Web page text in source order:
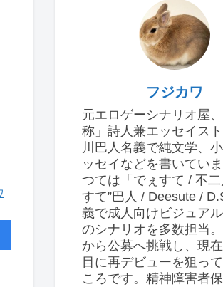
フジカワ
元エロゲーシナリオ屋
称」詩人兼エッセイス
川巴人名義で純文学、
ッセイなどを書いてい
つては「でぇすて / 不二
すて”巴人 / Deesute /
義で成人向けビジュア
のシナリオを多数担当
から公募へ挑戦し、現
目に再デビューを狙っ
ころです。精神障害者